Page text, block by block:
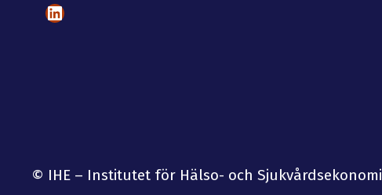
LinkedIn
© IHE – Institutet för Hälso- och Sjukvårdsekonomi